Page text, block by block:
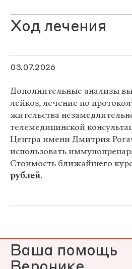
Ход лечения
03.07.2026
Дополнительные анализы
лейкоз, лечение по
жительства
телемедицинской
Центра имени Дмитрия
использовать
Стоимость ближайшего
рублей.
Ваша помощь